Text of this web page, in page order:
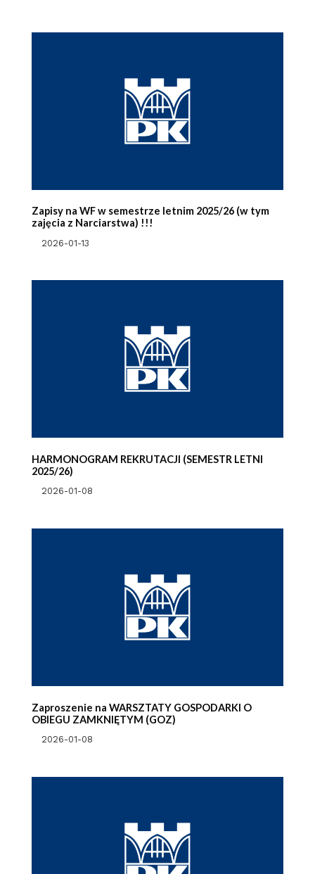
Zapisy na WF w semestrze letnim 2025/26 (w tym
zajęcia z Narciarstwa) !!!
2026-01-13
HARMONOGRAM REKRUTACJI (SEMESTR LETNI
2025/26)
2026-01-08
Zaproszenie na WARSZTATY GOSPODARKI O
OBIEGU ZAMKNIĘTYM (GOZ)
2026-01-08